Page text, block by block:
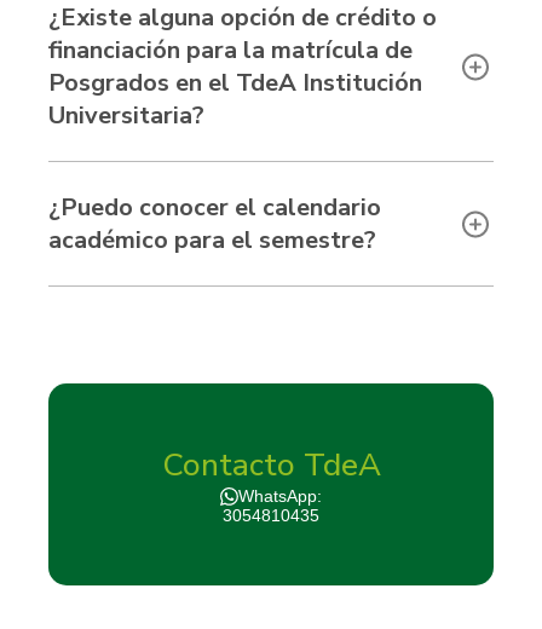
¿Existe alguna opción de crédito o
financiación para la matrícula de
Posgrados en el TdeA Institución
Universitaria?
¿Puedo conocer el calendario
académico para el semestre?
Contacto TdeA
WhatsApp:
3054810435